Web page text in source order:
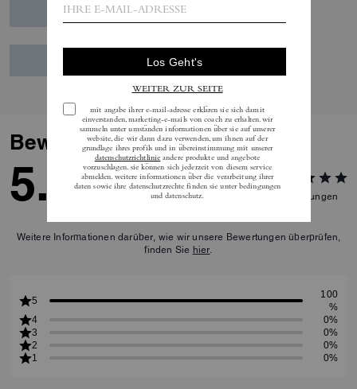
Bewertungen
5.0 Bewertungen
Weitere Informationen darüber, wie wir unsere Bewertungen überprüfen,
finden Sie hier
5
100
%
4
0%
3
0%
2
0%
1
0%